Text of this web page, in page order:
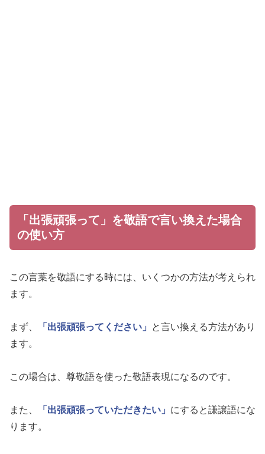
「出張頑張って」を敬語で言い換えた場合
の使い方
この言葉を敬語にする時には、いくつかの方法が考えられ
ます。
まず、 「出張頑張ってください」
と言い換える方法があり
ます。
この場合は、尊敬語を使った敬語表現になるのです。
また、 「出張頑張っていただきたい」 にすると謙譲語にな
ります。